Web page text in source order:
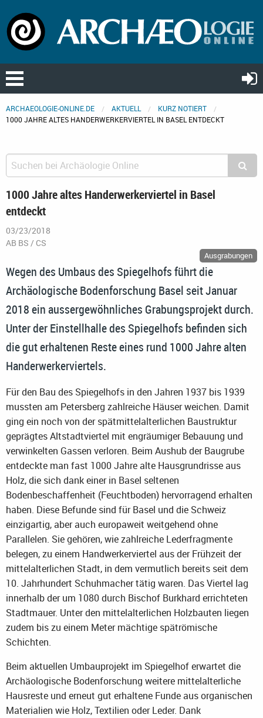
ARCHAEOLOGIE-ONLINE.DE AKTUELL
KURZ NOTIERT
1000 JAHRE ALTES HANDERWERKERVIERTEL IN BASEL ENTDECKT
1000 Jahre altes Handerwerkerviertel in Basel
entdeckt
03/23/2018
AB BS / CS
Ausgrabungen
Wegen des Umbaus des Spiegelhofs führt die
Archäologische Bodenforschung Basel seit Januar
2018 ein aussergewöhnliches Grabungsprojekt durch.
Unter der Einstellhalle des Spiegelhofs befinden sich
die gut erhaltenen Reste eines rund 1000 Jahre alten
Handerwerkerviertels.
Für den Bau des Spiegelhofs in den Jahren 1937 bis 1939
mussten am Petersberg zahlreiche Häuser weichen. Damit
ging ein noch von der spätmittelalterlichen Baustruktur
geprägtes Altstadtviertel mit engräumiger Bebauung und
verwinkelten Gassen verloren. Beim Aushub der Baugrube
entdeckte man fast 1000 Jahre alte Hausgrundrisse aus
Holz, die sich dank einer in Basel seltenen
Bodenbeschaffenheit (Feuchtboden) hervorragend erhalten
haben. Diese Befunde sind für Basel und die Schweiz
einzigartig, aber auch europaweit weitgehend ohne
Parallelen. Sie gehören, wie zahlreiche Lederfragmente
belegen, zu einem Handwerkerviertel aus der Frühzeit der
mittelalterlichen Stadt, in dem vermutlich bereits seit dem
10. Jahrhundert Schuhmacher tätig waren. Das Viertel lag
innerhalb der um 1080 durch Bischof Burkhard errichteten
Stadtmauer. Unter den mittelalterlichen Holzbauten liegen
zudem bis zu einem Meter mächtige spätrömische
Schichten.
Beim aktuellen Umbauprojekt im Spiegelhof erwartet die
Archäologische Bodenforschung weitere mittelalterliche
Hausreste und erneut gut erhaltene Funde aus organischen
Materialien wie Holz, Textilien oder Leder. Dank